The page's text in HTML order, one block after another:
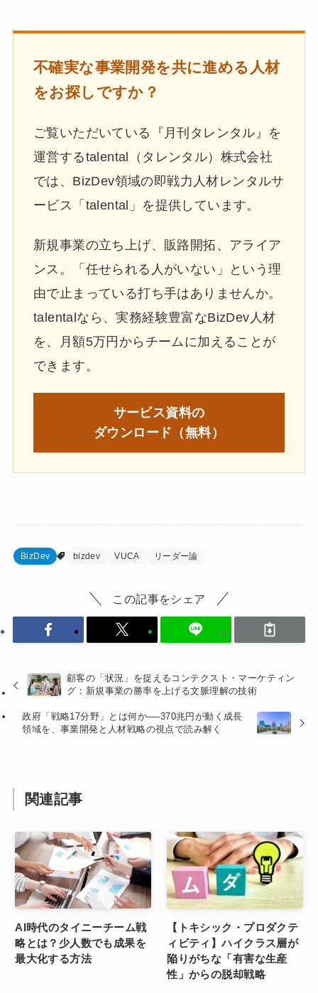
不確実な事業開発を共に進める人材
をお探しですか？
ご覧いただいている『月刊タレンタル』を
運営するtalental（タレンタル）株式会社
では、BizDev領域の即戦力人材レンタルサ
ービス「talental」を提供しています。
新規事業の立ち上げ、販路開拓、アライア
ンス。「任せられる人がいない」という理
由で止まっている打ち手はありませんか。
talentalなら、実務経験豊富なBizDev人材
を、月額5万円からチームに加えることが
できます。
サービス資料の
ダウンロード（無料）
BizDev bizdev VUCA リーダー論
この記事をシェア
顧客の「状況」を捉えるコンテクスト・マーケティン
グ：新規事業の勝率を上げる文脈理解の技術
政府「戦略17分野」とは何か──370兆円が動く成長
領域を、事業開発と人材戦略の視点で読み解く
関連記事
AI時代のタイニーチーム戦
略とは？少人数でも成果を
最大化する方法
【トキシック・プロダクテ
ィビティ】ハイクラス層が
陥りがちな「有害な生産
性」からの脱却戦略